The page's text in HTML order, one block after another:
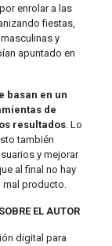
enrolar a las
fiestas,
y
apuntado en
basan en un
de
resultados. Lo
también
y mejorar
al final no hay
mal producto.
SOBRE EL AUTOR
digital para